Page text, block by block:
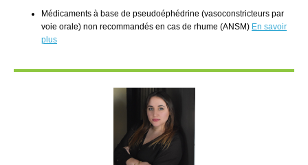
Médicaments à base de pseudoéphédrine (vasoconstricteurs par
voie orale) non recommandés en cas de rhume (ANSM) En savoir
plus